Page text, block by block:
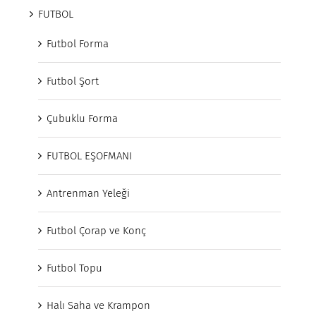
FUTBOL
Futbol Forma
Futbol Şort
Çubuklu Forma
FUTBOL EŞOFMANI
Antrenman Yeleği
Futbol Çorap ve Konç
Futbol Topu
Halı Saha ve Krampon